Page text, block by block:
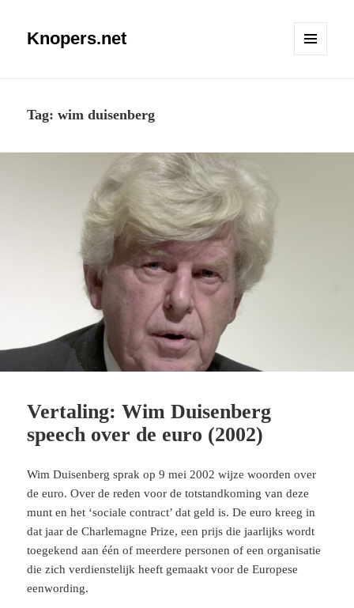
Knopers.net
Tag:wim duisenberg
Vertaling: Wim Duisenberg
speech over de euro (2002)
Wim Duisenberg sprak op 9 mei 2002 wijze woorden over
de euro. Over de reden voor de totstandkoming van deze
munt en het ‘sociale contract’ dat geld is. De euro kreeg in
dat jaar de Charlemagne Prize, een prijs die jaarlijks wordt
toegekend aan één of meerdere personen of een organisatie
die zich verdienstelijk heeft gemaakt voor de Europese
eenwording.